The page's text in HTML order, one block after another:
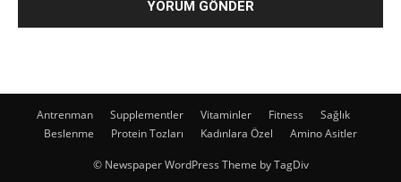
Antrenman Supplementler Vitaminler Fitness
Sağlık
Beslenme
Protein Tozları Kadınlara Özel Amino Asitler
© Newspaper WordPress Theme by TagDiv